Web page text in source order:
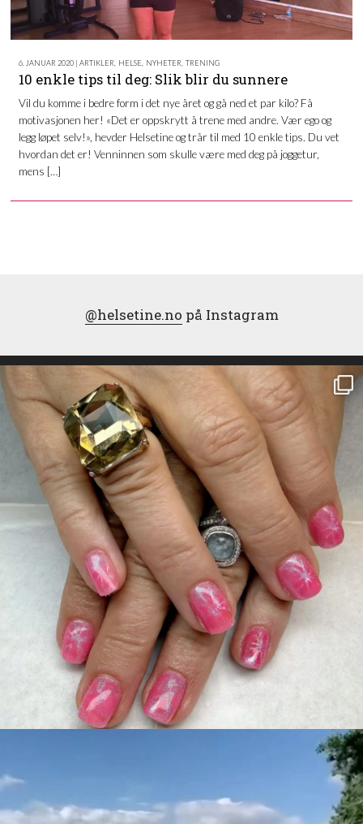
6. JANUAR 2020 | ARTIKLER HELSE NYHETER TRENING
10 enkle tips til deg: Slik blir du sunnere
Vil du komme i bedre form i det nye året og gå ned et par kilo? Få
motivasjonen her! «Det er oppskrytt å trene med andre. Vær ego og
legg løpet selv!», hevder Helsetine og trår til med 10 enkle tips. Du vet
hvordan det er! Venninnen som skulle være med deg på joggetur,
mens […]
@helsetine.no på Instagram